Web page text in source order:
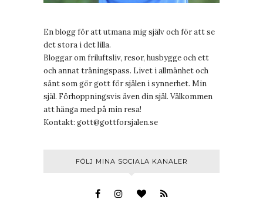
En blogg för att utmana mig själv och för att se
det stora i det lilla.
Bloggar om friluftsliv, resor, husbygge och ett
och annat träningspass. Livet i allmänhet och
sånt som gör gott för själen i synnerhet. Min
själ. Förhoppningsvis även din själ. Välkommen
att hänga med på min resa!
Kontakt: gott@gottforsjalen.se
FÖLJ MINA SOCIALA KANALER